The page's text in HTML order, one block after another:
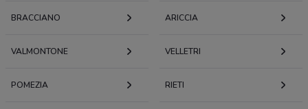
BRACCIANO ARICCIA
VALMONTONE VELLETRI
POMEZIA RIETI